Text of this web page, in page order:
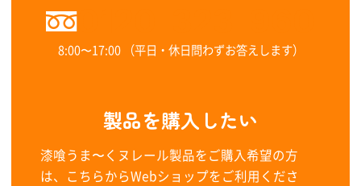
0120-323-960
8:00〜17:00 （平日・休日問わずお答えします）
製品を購入したい
漆喰うま〜くヌレール製品をご購入希望の方
は、こちらからWebショップをご利用くださ